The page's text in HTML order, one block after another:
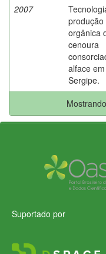
2007
produção
orgânica
cenoura
alface em
Sergipe.
Suportado por